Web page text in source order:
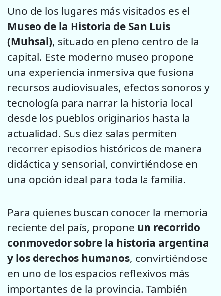
Uno de los lugares más visitados es el
Museo de la Historia de San Luis
(Muhsal), situado en pleno centro de la
capital. Este moderno museo propone
una experiencia inmersiva que fusiona
recursos audiovisuales, efectos sonoros y
tecnología para narrar la historia local
desde los pueblos originarios hasta la
actualidad. Sus diez salas permiten
recorrer episodios históricos de manera
didáctica y sensorial, convirtiéndose en
una opción ideal para toda la familia.
Para quienes buscan conocer la memoria
reciente del país, propone un recorrido
conmovedor sobre la historia argentina
y los derechos humanos, convirtiéndose
en uno de los espacios reflexivos más
importantes de la provincia. También